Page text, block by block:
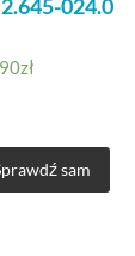
024.0
zł
sam